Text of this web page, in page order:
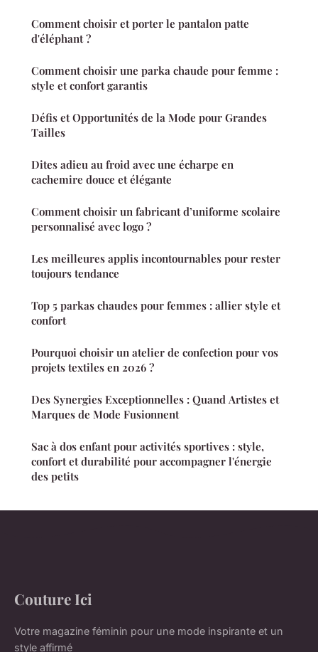
Comment choisir et porter le pantalon patte
d'éléphant ?
Comment choisir une parka chaude pour femme :
style et confort garantis
Défis et Opportunités de la Mode pour Grandes
Tailles
Dites adieu au froid avec une écharpe en
cachemire douce et élégante
Comment choisir un fabricant d’uniforme scolaire
personnalisé avec logo ?
Les meilleures applis incontournables pour rester
toujours tendance
Top 5 parkas chaudes pour femmes : allier style et
confort
Pourquoi choisir un atelier de confection pour vos
projets textiles en 2026 ?
Des Synergies Exceptionnelles : Quand Artistes et
Marques de Mode Fusionnent
Sac à dos enfant pour activités sportives : style,
confort et durabilité pour accompagner l'énergie
des petits
Couture Ici
Votre magazine féminin pour une mode inspirante et un
style affirmé